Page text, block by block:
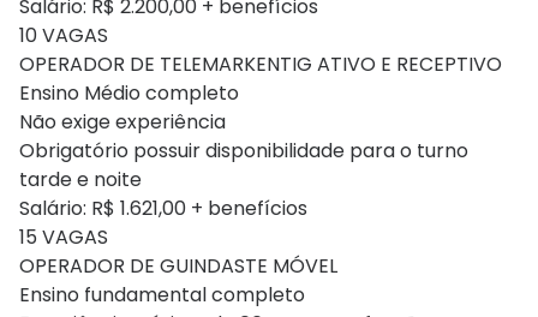
Salário: R$ 2.200,00 + benefícios
10 VAGAS
OPERADOR DE TELEMARKENTIG ATIVO E RECEPTIVO
Ensino Médio completo
Não exige experiência
Obrigatório possuir disponibilidade para o turno
tarde e noite
Salário: R$ 1.621,00 + benefícios
15 VAGAS
OPERADOR DE GUINDASTE MÓVEL
Ensino fundamental completo